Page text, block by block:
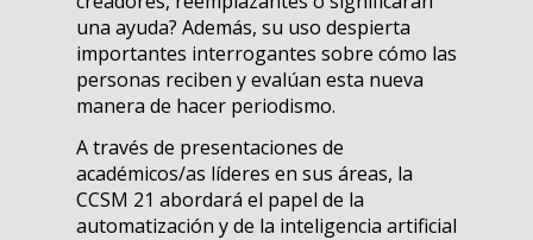
una ayuda? Además, su uso despierta
importantes interrogantes sobre cómo las
personas reciben y evalúan esta nueva
manera de hacer periodismo.
A través de presentaciones de
académicos/as líderes en sus áreas, la
CCSM 21 abordará el papel de la
automatización y de la inteligencia artificial